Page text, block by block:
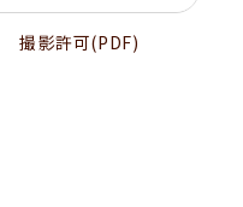
撮影許可(PDF)